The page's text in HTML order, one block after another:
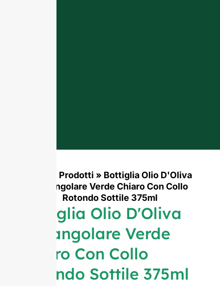
Prodotti » Bottiglia Olio D'Oliva
Rettangolare Verde Chiaro Con Collo
Rotondo Sottile 375ml
Bottiglia Olio D'Oliva
Rettangolare Verde
Chiaro Con Collo
Rotondo Sottile 375ml